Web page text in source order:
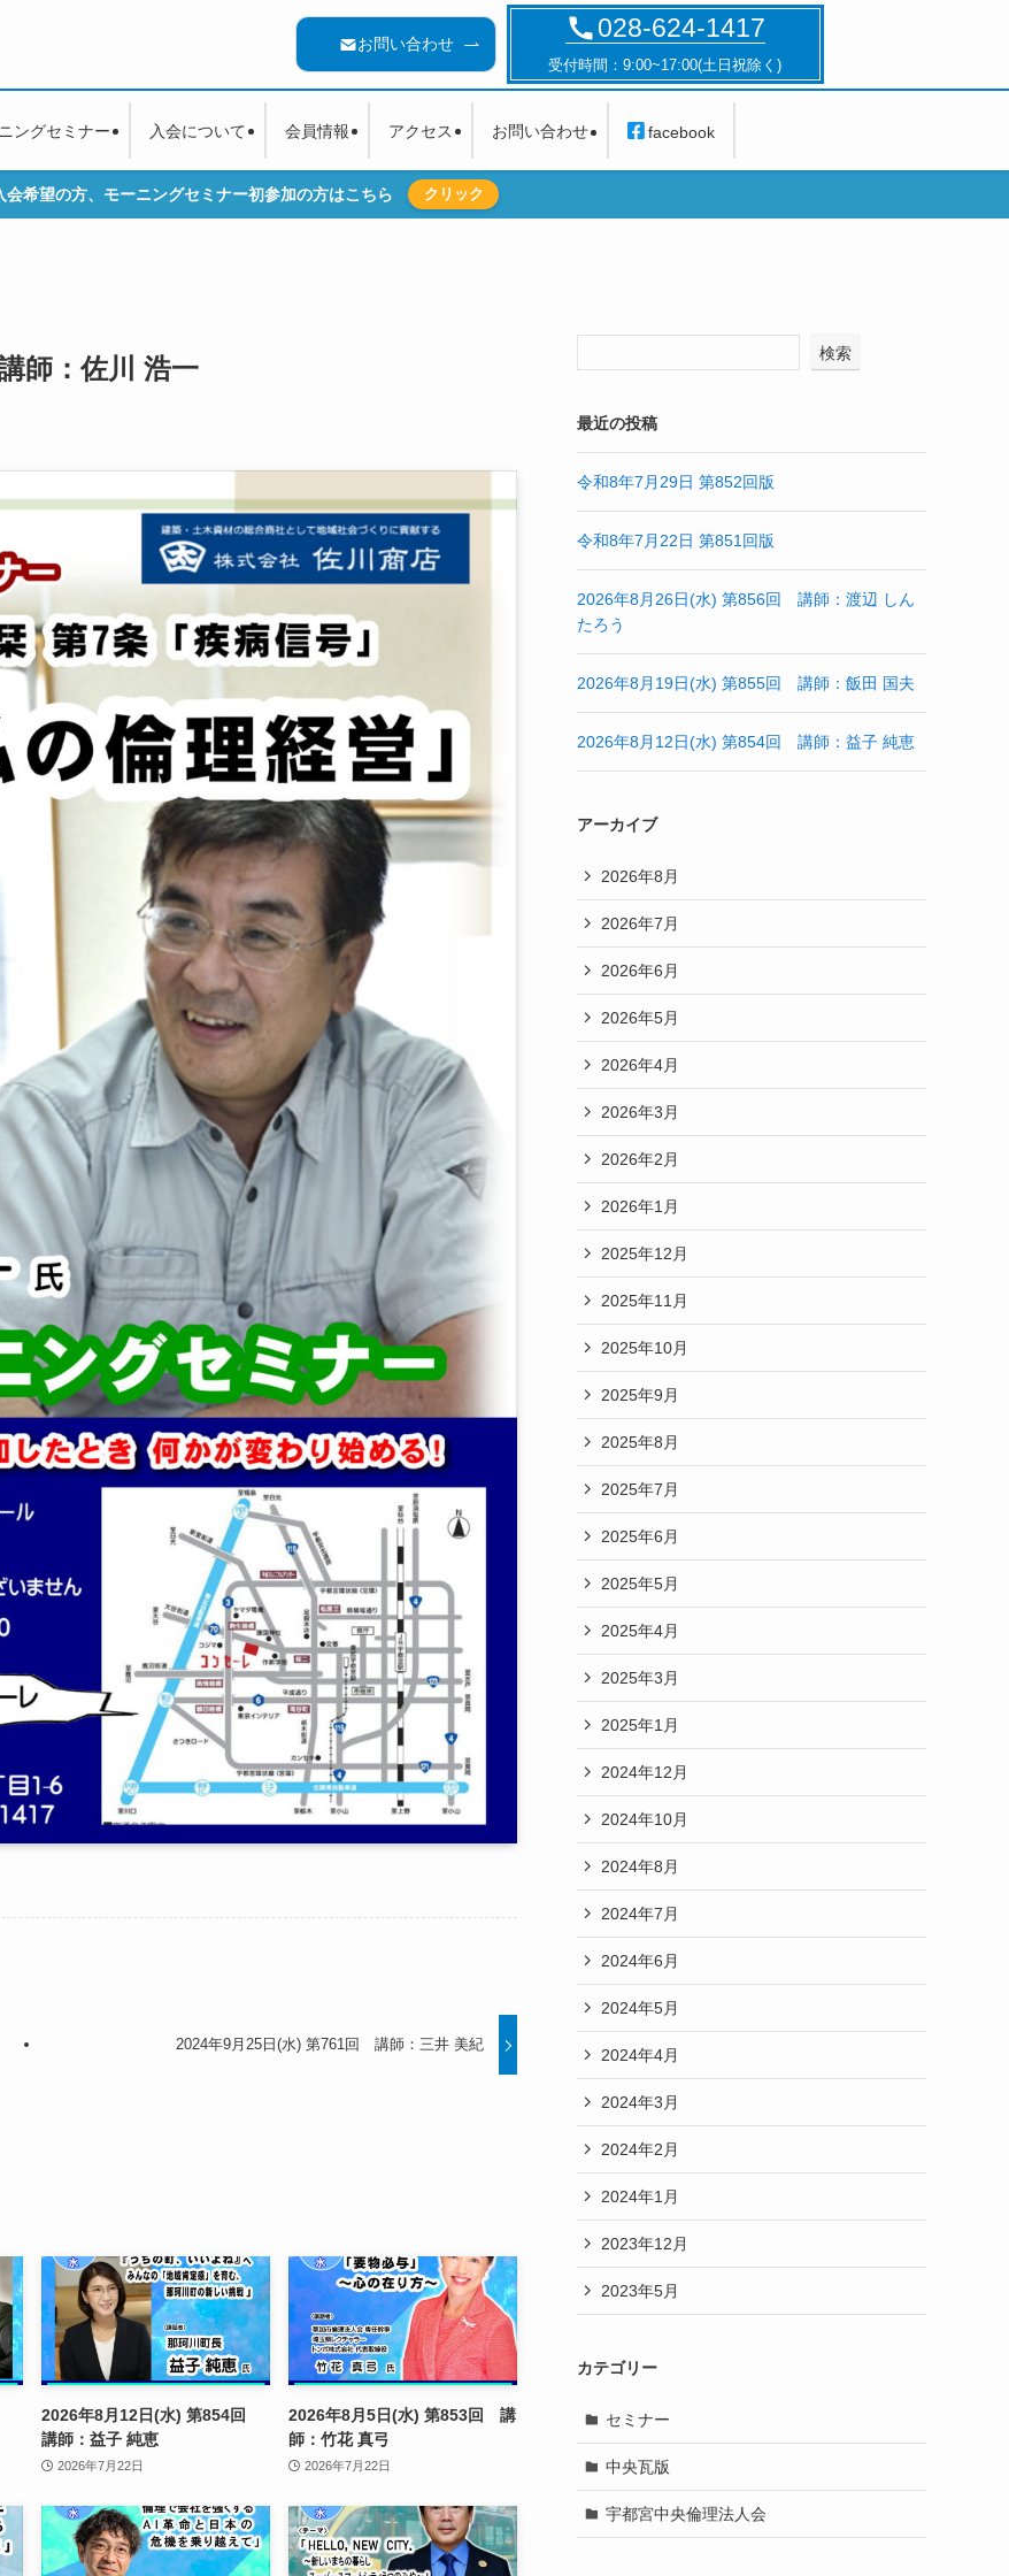
ングセミナー 入会について 会員情報 アクセス お問い合わせ facebook
お問い合わせ
028-624-1417
受付時間：9:00~17:00(土日祝除く)
会希望の方、モーニングセミナー初参加の方はこちら クリック
師：佐川 浩一
2024年9月25日(水) 第761回 講師：三井 美紀
2026年8月12日(水) 第854回
講師：益子 純恵
2026年7月22日
2026年8月5日(水) 第853回 講
師：竹花 真弓
2026年7月22日
検索
最近の投稿
令和8年7月29日 第852回版
令和8年7月22日 第851回版
2026年8月26日(水) 第856回 講師：渡辺 しん
たろう
2026年8月19日(水) 第855回 講師：飯田 国夫
2026年8月12日(水) 第854回 講師：益子 純恵
アーカイブ
2026年8月
2026年7月
2026年6月
2026年5月
2026年4月
2026年3月
2026年2月
2026年1月
2025年12月
2025年11月
2025年10月
2025年9月
2025年8月
2025年7月
2025年6月
2025年5月
2025年4月
2025年3月
2025年1月
2024年12月
2024年10月
2024年8月
2024年7月
2024年6月
2024年5月
2024年4月
2024年3月
2024年2月
2024年1月
2023年12月
2023年5月
カテゴリー
セミナー
中央瓦版
宇都宮中央倫理法人会